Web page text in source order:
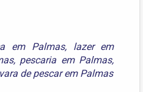
em Palmas, lazer em
, pescaria em Palmas,
vara de pescar em Palmas